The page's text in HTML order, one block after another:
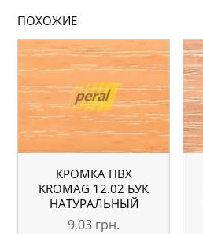
ПОХОЖИЕ
КРОМКА ПВХ
KROMAG 12.02 БУК
НАТУРАЛЬНЫЙ
22×0,6 ММ
9,03 грн.